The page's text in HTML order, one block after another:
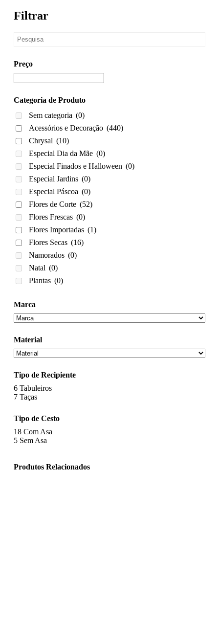
Filtrar
Preço
Categoria de Produto
Sem categoria (0)
Acessórios e Decoração (440)
Chrysal (10)
Especial Dia da Mãe (0)
Especial Finados e Halloween (0)
Especial Jardins (0)
Especial Páscoa (0)
Flores de Corte (52)
Flores Frescas (0)
Flores Importadas (1)
Flores Secas (16)
Namorados (0)
Natal (0)
Plantas (0)
Marca
Material
Tipo de Recipiente
6 Tabuleiros
7 Taças
Tipo de Cesto
18 Com Asa
5 Sem Asa
Produtos Relacionados